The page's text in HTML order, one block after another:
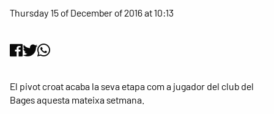
Thursday 15 of December of 2016 at 10:13
El pivot croat acaba la seva etapa com a jugador del club del
Bages aquesta mateixa setmana.